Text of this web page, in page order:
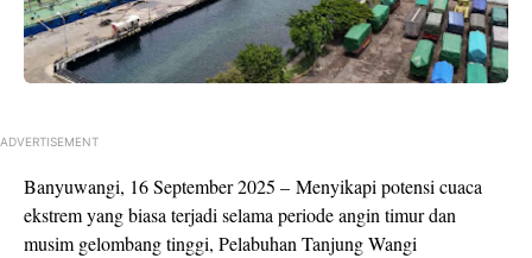
ADVERTISEMENT
Banyuwangi, 16 September 2025 – Menyikapi potensi cuaca
ekstrem yang biasa terjadi selama periode angin timur dan
musim gelombang tinggi, Pelabuhan Tanjung Wangi